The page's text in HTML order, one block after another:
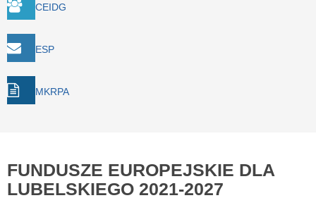
CEIDG
ESP
MKRPA
FUNDUSZE EUROPEJSKIE DLA
LUBELSKIEGO 2021-2027